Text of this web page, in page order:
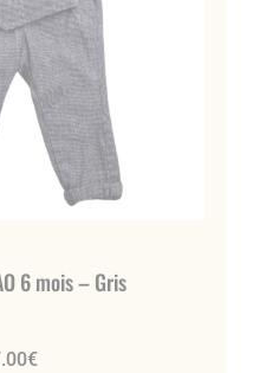
6 mois – Gris
€